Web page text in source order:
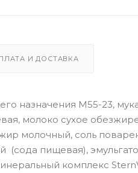
И ДОСТАВКА
назначения М55-23,
молоко сухое
молочный, соль
(сода пищевая),
комплекс